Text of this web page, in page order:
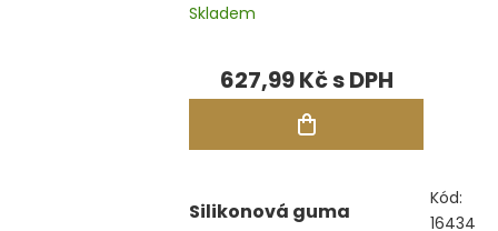
90°C
Skladem
627,99 Kč
Silikonová guma
Kód:
16434